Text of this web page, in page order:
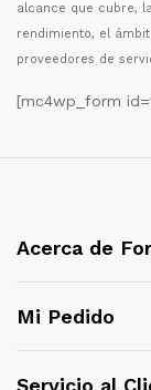
alcance que cubre,
rendimiento, el á
proveedores de
[mc4wp_form
Acerca de
Mi Pedido
Servicio al